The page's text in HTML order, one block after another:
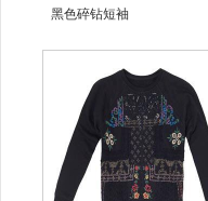
黑色碎钻短袖